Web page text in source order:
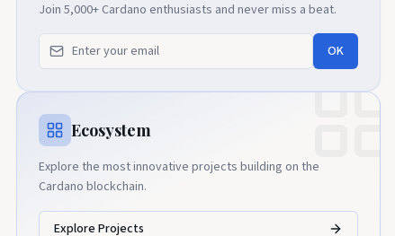
Join 5,000+ Cardano enthusiasts and never miss a beat.
OK
Ecosystem
Explore the most innovative projects building on the
Cardano blockchain.
Explore Projects